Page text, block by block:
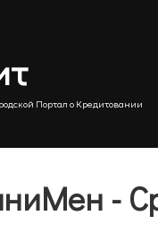
Портал о Кредитовании
-